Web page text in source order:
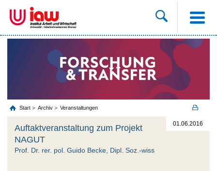
Start Archiv Veranstaltungen
01.06.2016
Auftaktveranstaltung zum Projekt
NAGUT
Prof. Dr. rer. pol. Guido Becke, Dipl. Soz.-wiss